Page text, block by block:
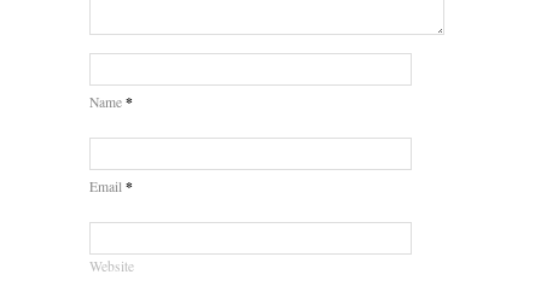
Name *
Email *
Website